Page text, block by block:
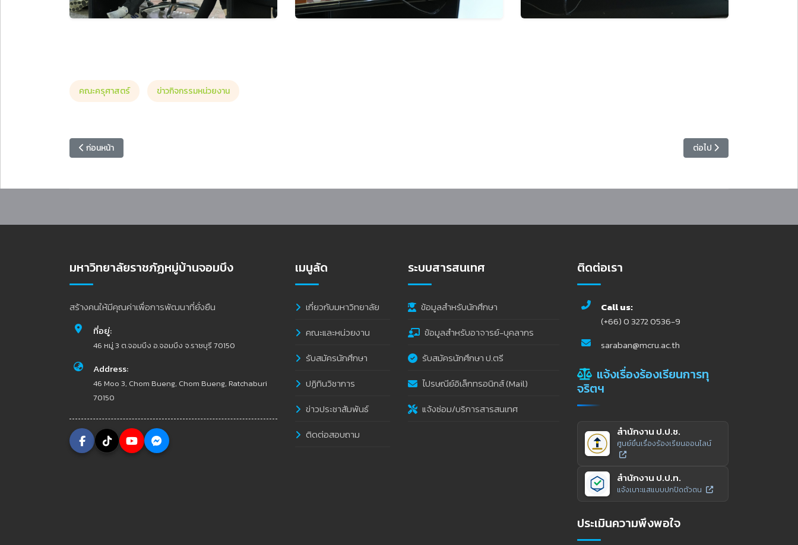
คณะครุศาสตร์ ข่าวกิจกรรมหน่วยงาน
เนื้อหาก่อนหน้า: ศูนย์สหกิจศึกษา มหาวิทยาลัยราชภัฏหมู่บ้านจอมบึง จัดโครงการเสริมสร้างสมรรถนะและเตรียมความพร้อมนักศึกษาก่อนการปฏิบัติสหกิจศึกษา ภาคเรียนที่ 2 ปีการศึกษา 2568
ก่อนหน้า เนื้อหาถัดไป: ประชุมเตรียมค
ต่อไป
มหาวิทยาลัยราชภัฏหมู่บ้านจอมบึง
สร้างคนให้มีคุณค่าเพื่อการพัฒนาที่ยั่งยืน
ที่อยู่:
46 หมู่ 3 ต.จอมบึง อ.จอมบึง จ.ราชบุรี 70150
Address:
46 Moo 3, Chom Bueng, Chom Bueng, Ratchaburi
70150
เมนูลัด
เกี่ยวกับมหาวิทยาลัย
คณะและหน่วยงาน
รับสมัครนักศึกษา
ปฏิทินวิชาการ
ข่าวประชาสัมพันธ์
ติดต่อสอบถาม
ระบบสารสนเทศ
ข้อมูลสำหรับนักศึกษา
ข้อมูลสำหรับอาจารย์-บุคลากร
รับสมัครนักศึกษา ป.ตรี
ไปรษณีย์อิเล็กทรอนิกส์ (Mail)
แจ้งซ่อม/บริการสารสนเทศ
ติดต่อเรา
Call us:
(+66) 0 3272 0536-9
saraban@mcru.ac.th
แจ้งเรื่องร้องเรียนการทุ
จริตฯ
สำนักงาน ป.ป.ช.
ศูนย์ยื่นเรื่องร้องเรียนออนไลน์
สำนักงาน ป.ป.ท.
แจ้งเบาะแสแบบปกปิดตัวตน
ประเมินความพึงพอใจ